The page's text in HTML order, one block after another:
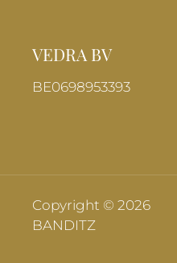
VEDRA BV
BE0698953393
Copyright © 2026
BANDITZ